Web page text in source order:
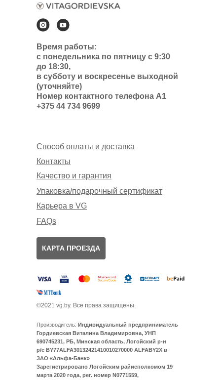
Время работы:
с понедельника по пятницу с 9:30
до 18:30,
в субботу и воскресенье выходной
(уточняйте)
Номер контактного телефона А1
+375 44 734 9699
Производитель: Индивидуальный предприниматель
Гордиевская Виталина Владимировна, УНП
690745231, РБ, Минская область, Логойский р-н
р/с BY77ALFA30132421410010270000 ALFABY2X в
ЗАО «Альфа-Банк»
Зарегистрировано Логойским райисполкомом 19
марта 2020 года, рег. номер N0771559,
Способ оплаты и доставка
Контакты
КАРТА ПРОЕЗДА
Упаковка/подарочный сертификат
FAQs
Карьера в VG
©2021 vg.by. Все права защищены.
Качество и гарантия